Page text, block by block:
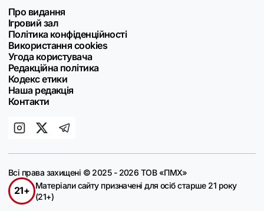
Про видання
Ігровий зал
Політика конфіденційності
Використання cookies
Угода користувача
Редакційна політика
Кодекс етики
Наша редакція
Контакти
Всі права захищені © 2025 - 2026 ТОВ «ПМХ»
21+
Матеріали сайту призначені для осіб старше 21 року
(21+)